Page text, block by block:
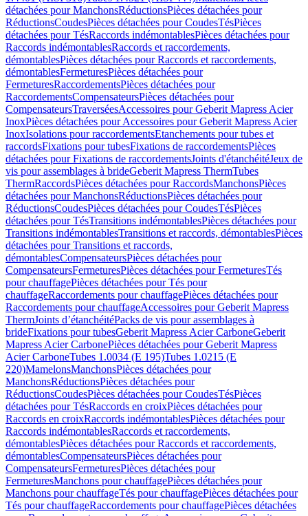
détachées pour ManchonsRéductionsPièces détachées pour
RéductionsCoudesPièces détachées pour CoudesTésPièces
détachées pour TésRaccords indémontablesPièces détachées pour
Raccords indémontablesRaccords et raccordements,
démontablesPièces détachées pour Raccords et raccordements,
démontablesFermeturesPièces détachées pour
FermeturesRaccordementsPièces détachées pour
RaccordementsCompensateursPièces détachées pour
CompensateursTraverséesAccessoires pour Geberit Mapress Acier
InoxPièces détachées pour Accessoires pour Geberit Mapress Acier
InoxIsolations pour raccordementsEtanchements pour tubes et
raccordsFixations pour tubesFixations de raccordementsPièces
détachées pour Fixations de raccordementsJoints d'étanchéitéJeux de
vis pour assemblages à brideGeberit Mapress ThermTubes
ThermRaccordsPièces détachées pour RaccordsManchonsPièces
détachées pour ManchonsRéductionsPièces détachées pour
RéductionsCoudesPièces détachées pour CoudesTésPièces
détachées pour TésTransitions indémontablesPièces détachées pour
Transitions indémontablesTransitions et raccords, démontablesPièces
détachées pour Transitions et raccords,
démontablesCompensateursPièces détachées pour
CompensateursFermeturesPièces détachées pour FermeturesTés
pour chauffagePièces détachées pour Tés pour
chauffageRaccordements pour chauffagePièces détachées pour
Raccordements pour chauffageAccessoires pour Geberit Mapress
ThermJoints d’étanchéitéPacks de vis pour assemblages à
brideFixations pour tubesGeberit Mapress Acier CarboneGeberit
Mapress Acier CarbonePièces détachées pour Geberit Mapress
Acier CarboneTubes 1.0034 (E 195)Tubes 1.0215 (E
220)MamelonsManchonsPièces détachées pour
ManchonsRéductionsPièces détachées pour
RéductionsCoudesPièces détachées pour CoudesTésPièces
détachées pour TésRaccords en croixPièces détachées pour
Raccords en croixRaccords indémontablesPièces détachées pour
Raccords indémontablesRaccords et raccordements,
démontablesPièces détachées pour Raccords et raccordements,
démontablesCompensateursPièces détachées pour
CompensateursFermeturesPièces détachées pour
FermeturesManchons pour chauffagePièces détachées pour
Manchons pour chauffageTés pour chauffagePièces détachées pour
Tés pour chauffageRaccordements pour chauffagePièces détachées